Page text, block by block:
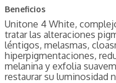
Beneficios
Unitone 4 White,
tratar las alteraciones
léntigos, melasmas,
hiperpigmentaciones,
melanina y exfolia
restaurar su luminosidad